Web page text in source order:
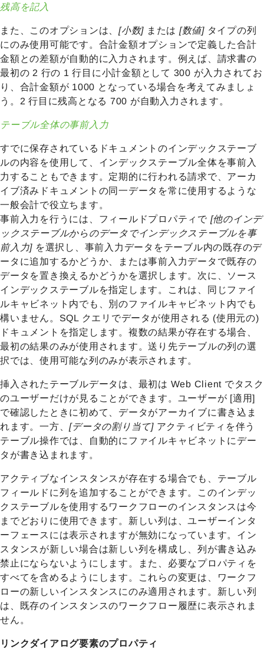
残高を記入
また、このオプションは、 [小数] または [数値]タイプの列
にのみ使用可能です。合計金額オプションで定義した合計
金額との差額が自動的に入力されます。例えば、請求書の
最初の 2 行の 1 行目に小計金額として 300 が入力されてお
り、合計金額が 1000 となっている場合を考えてみましょ
う。2 行目に残高となる 700 が自動入力されます。
テーブル全体の事前入力
すでに保存されているドキュメントのインデックステーブ
ルの内容を使用して、インデックステーブル全体を事前入
力することもできます。定期的に行われる請求で、アーカ
イブ済みドキュメントの同一データを常に使用するような
一般会計で役立ちます。
事前入力を行うには、フィールドプロパティで [他のインデ
ックステーブルからのデータでインデックステーブルを事
前入力] を選択し、事前入力データをテーブル内の既存のデ
ータに追加するかどうか、または事前入力データで既存の
データを置き換えるかどうかを選択します。次に、ソース
インデックステーブルを指定します。これは、同じファイ
ルキャビネット内でも、別のファイルキャビネット内でも
構いません。SQL クエリでデータが使用される (使用元の)
ドキュメントを指定します。複数の結果が存在する場合、
最初の結果のみが使用されます。送り先テーブルの列の選
択では、使用可能な列のみが表示されます。
挿入されたテーブルデータは、最初は Web Client でタスク
のユーザーだけが見ることができます。ユーザーが [適用]
で確認したときに初めて、データがアーカイブに書き込ま
れます。一方、[データの割り当て]アクティビティを伴う
テーブル操作では、自動的にファイルキャビネットにデー
タが書き込まれます。
アクティブなインスタンスが存在する場合でも、テーブル
フィールドに列を追加することができます。このインデッ
クステーブルを使用するワークフローのインスタンスは今
までどおりに使用できます。新しい列は、ユーザーインタ
ーフェースには表示されますが無効になっています。イン
スタンスが新しい場合は新しい列を構成し、列が書き込み
禁止にならないようにします。また、必要なプロパティを
すべてを含めるようにします。これらの変更は、ワークフ
ローの新しいインスタンスにのみ適用されます。新しい列
は、既存のインスタンスのワークフロー履歴に表示されま
せん。
リンクダイアログ要素のプロパティ